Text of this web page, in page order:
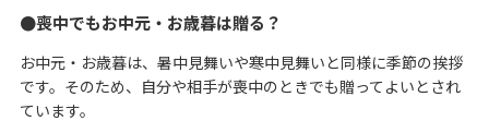
喪中でもお中元・お歳暮は贈る？
お中元・お歳暮は、暑中見舞いや寒中見舞いと同様に季節の挨拶
です。そのため、自分や相手が喪中のときでも贈ってよいとされ
ています。